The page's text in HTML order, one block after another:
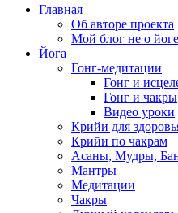
Главная
Об авторе проекта
Мой блог не о йоге
Йога
Гонг-медитации
Гонг и
Гонг и чакры
Видео уроки
Крийи для
Крийи по чакрам
Асаны, Мудры,
Мантры
Медитации
Чакры